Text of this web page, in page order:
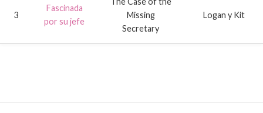
3
Fascinada
por su jefe
Missing
Secretary
Logan y Kit